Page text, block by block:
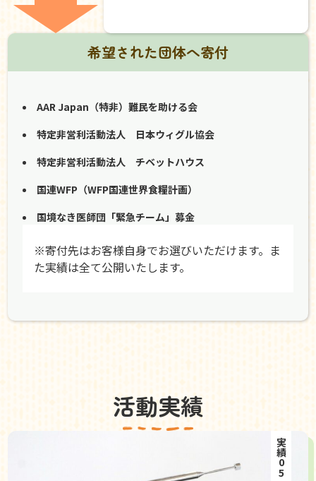
希望された団体へ寄付
AAR Japan（特非）難民を助ける会
特定非営利活動法人 日本ウィグル協会
特定非営利活動法人 チベットハウス
国連WFP（WFP国連世界食糧計画）
国境なき医師団「緊急チーム」募金
※寄付先はお客様自身でお選びいただけます。ま
た実績は全て公開いたします。
活動実績
実績05